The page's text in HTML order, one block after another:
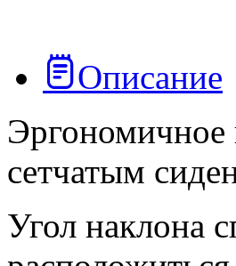
Описание
Эргономичное
сетчатым
Угол наклона